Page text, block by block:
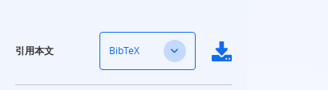
引用本文 BibTeX